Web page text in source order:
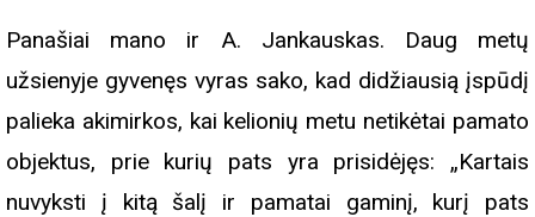
Panašiai mano ir A. Jankauskas. Daug metų
užsienyje gyvenęs vyras sako, kad didžiausią įspūdį
palieka akimirkos, kai kelionių metu netikėtai pamato
objektus, prie kurių pats yra prisidėjęs: „Kartais
nuvyksti į kitą šalį ir pamatai gaminį, kurį pats